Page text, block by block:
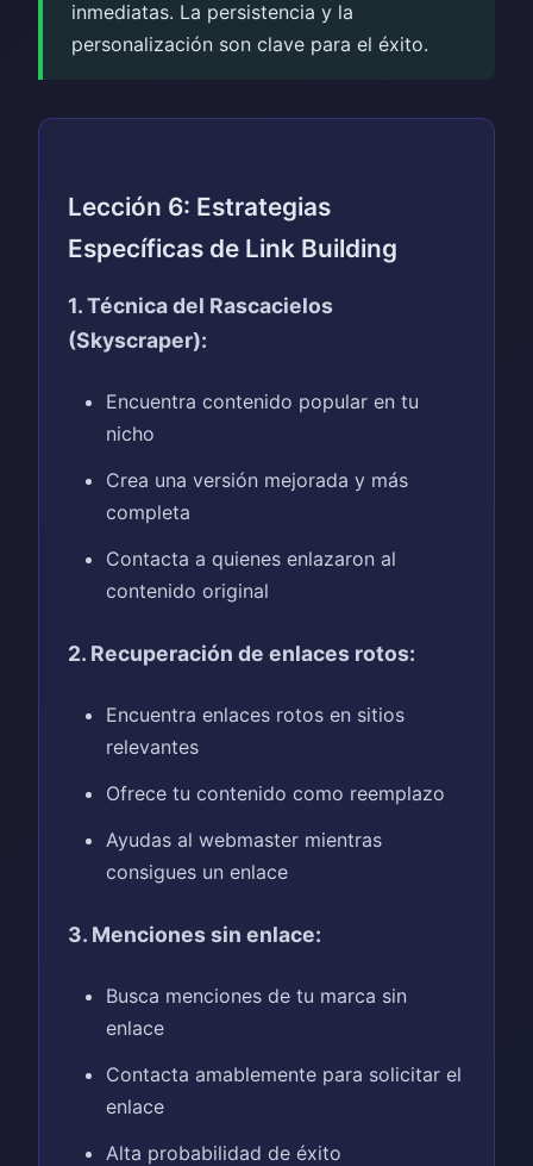
inmediatas. La persistencia y la
personalización son clave para el éxito.
Lección 6: Estrategias
Específicas de Link Building
1. Técnica del Rascacielos
(Skyscraper):
Encuentra contenido popular en tu
nicho
Crea una versión mejorada y más
completa
Contacta a quienes enlazaron al
contenido original
2. Recuperación de enlaces rotos:
Encuentra enlaces rotos en sitios
relevantes
Ofrece tu contenido como reemplazo
Ayudas al webmaster mientras
consigues un enlace
3. Menciones sin enlace:
Busca menciones de tu marca sin
enlace
Contacta amablemente para solicitar el
enlace
Alta probabilidad de éxito